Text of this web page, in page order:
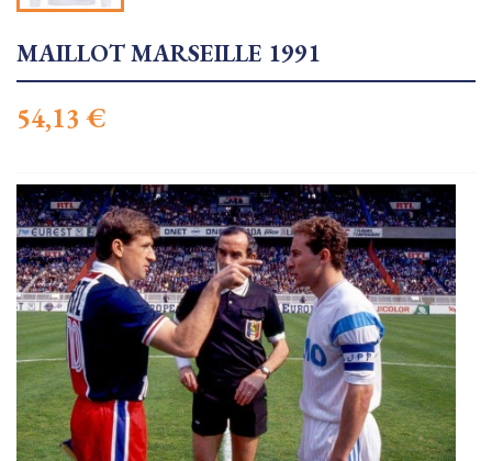
MAILLOT MARSEILLE 1991
54,13 €